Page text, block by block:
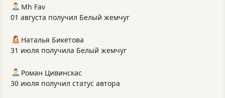
Mh Fav
01 августа получил Белый жемчуг
Наталья Бикетова
31 июля получила Белый жемчуг
Роман Цивинскас
30 июля получил статус автора